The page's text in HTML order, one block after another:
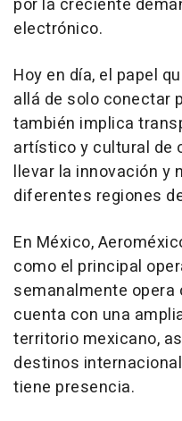
por la creciente
electrónico.
Hoy en día, el papel
allá de solo conectar
también implica
artístico y cultural de
llevar la innovación y
diferentes regiones
En México,
como el principal
semanalmente opera
cuenta con una
territorio mexicano,
destinos
tiene presencia.